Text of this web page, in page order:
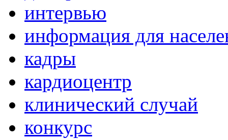
интервью
информация для
кадры
кардиоцентр
клинический случай
конкурс